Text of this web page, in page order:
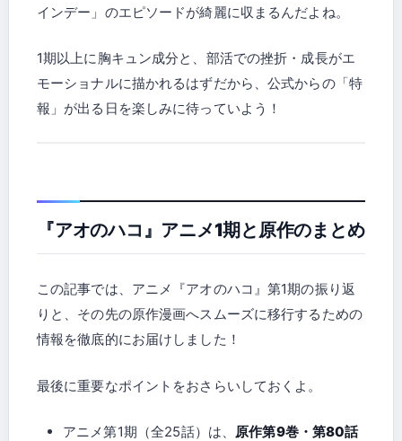
インデー」のエピソードが綺麗に収まるんだよね。
1期以上に胸キュン成分と、部活での挫折・成長がエ
モーショナルに描かれるはずだから、公式からの「特
報」が出る日を楽しみに待っていよう！
『アオのハコ』アニメ1期と原作のまとめ
この記事では、アニメ『アオのハコ』第1期の振り返
りと、その先の原作漫画へスムーズに移行するための
情報を徹底的にお届けしました！
最後に重要なポイントをおさらいしておくよ。
アニメ第1期（全25話）は、 原作第9巻・第80話